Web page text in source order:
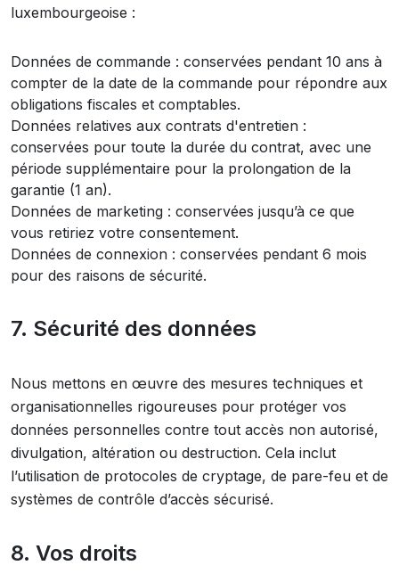
luxembourgeoise :
Données de commande : conservées pendant 10 ans à
compter de la date de la commande pour répondre aux
obligations fiscales et comptables.
Données relatives aux contrats d'entretien :
conservées pour toute la durée du contrat, avec une
période supplémentaire pour la prolongation de la
garantie (1 an).
Données de marketing : conservées jusqu’à ce que
vous retiriez votre consentement.
Données de connexion : conservées pendant 6 mois
pour des raisons de sécurité.
7. Sécurité des données
Nous mettons en œuvre des mesures techniques et
organisationnelles rigoureuses pour protéger vos
données personnelles contre tout accès non autorisé,
divulgation, altération ou destruction. Cela inclut
l’utilisation de protocoles de cryptage, de pare-feu et de
systèmes de contrôle d’accès sécurisé.
8. Vos droits